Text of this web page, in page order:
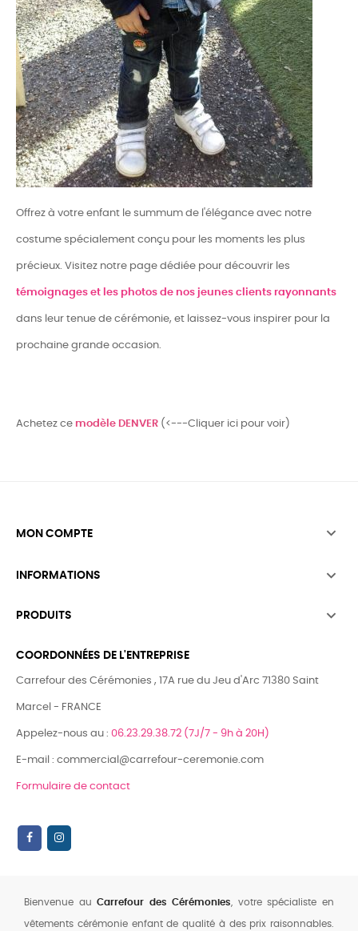
Offrez à votre enfant le summum de l'élégance avec notre
costume spécialement conçu pour les moments les plus
précieux. Visitez notre page dédiée pour découvrir les
témoignages et les photos de nos jeunes clients rayonnants
dans leur tenue de cérémonie, et laissez-vous inspirer pour la
prochaine grande occasion.
Achetez ce modèle DENVER (<---Cliquer ici pour voir)
MON COMPTE 
INFORMATIONS 
PRODUITS 
COORDONNÉES DE L'ENTREPRISE
Carrefour des Cérémonies , 17A rue du Jeu d'Arc 71380 Saint
Marcel - FRANCE
Appelez-nous au : 06.23.29.38.72 (7J/7 - 9h à 20H)
E-mail : commercial@carrefour-ceremonie.com
Formulaire de contact
Bienvenue auCarrefour des Cérémonies , votre spécialiste en
vêtements cérémonie enfant de qualité à des prix raisonnables.